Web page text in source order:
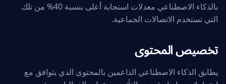
بالذكاء الاصطناعي معدلات استجابة أعلى بنسبة 40% من تلك
التي تستخدم الاتصالات الجماعية.
تخصيص المحتوى
يطابق الذكاء الاصطناعي الداعمين بالمحتوى الذي يتوافق مع